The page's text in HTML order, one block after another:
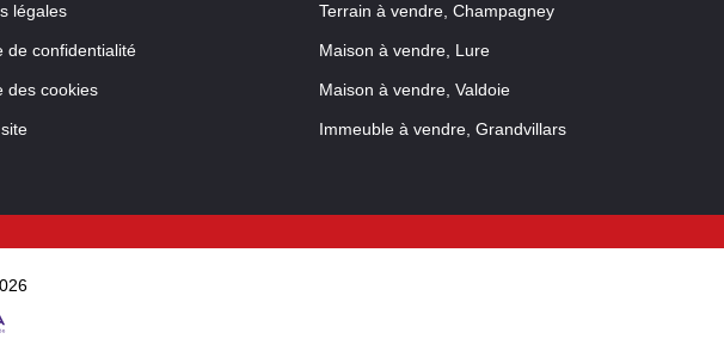
légales
de confidentialité
des cookies
Terrain à vendre, Champagney
Maison à vendre, Lure
Maison à vendre, Valdoie
Immeuble à vendre, Grandvillars